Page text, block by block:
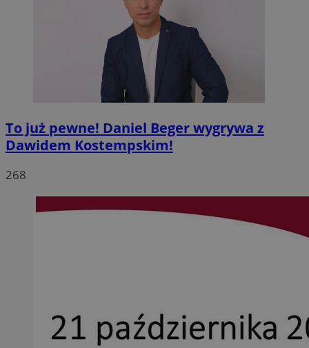
To już pewne! Daniel Beger wygrywa z
Dawidem Kostempskim!
268